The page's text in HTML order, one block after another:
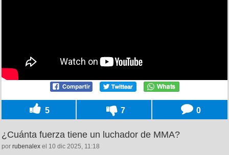
5 7 0
¿Cuánta fuerza tiene un luchador de MMA?
por rubenalex el 10 dic 2025, 11:18